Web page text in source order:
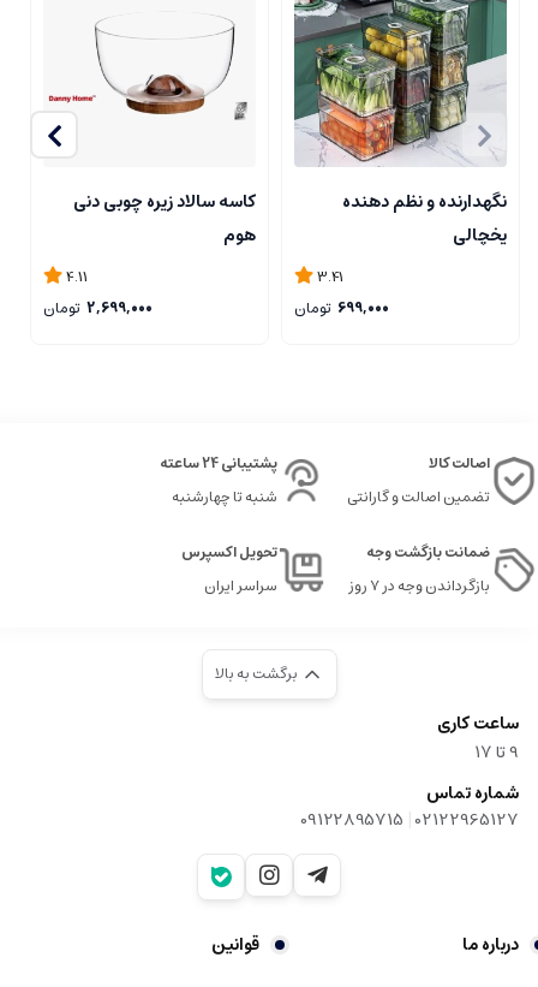
نگهدارنده و نظم دهنده
یخچالی
3.41
699,000 تومان
کاسه سالاد زیره چوبی دنی
هوم
4.11
2,699,000 تومان
اصالت کالا
تضمین اصالت و گارانتی
پشتیبانی 24 ساعته
شنبه تا چهارشنبه
ضمانت بازگشت وجه
بازگرداندن وجه در ۷ روز
تحویل اکسپرس
سراسر ایران
برگشت به بالا
ساعت کاری
9‌ تا ۱۷
شماره تماس
02122965127
|
09122895715
درباره ما قوانین